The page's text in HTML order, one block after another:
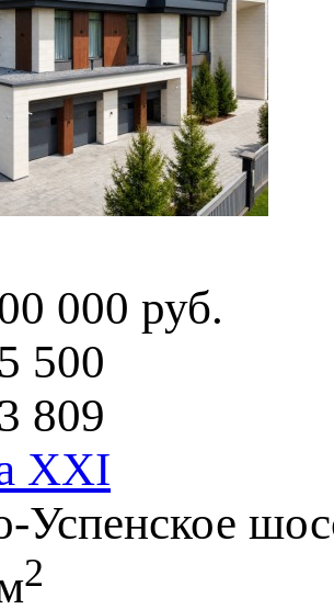
000 руб.
500
809
XXI
Успенское
2